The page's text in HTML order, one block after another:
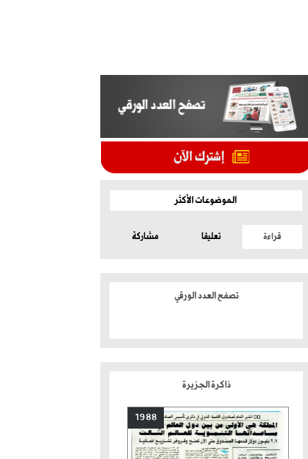
الموضوعات الأكثر
قراءة تعليقا مشاركة
تصفح العدد الورقي
ذاكرة الجزيرة
1988